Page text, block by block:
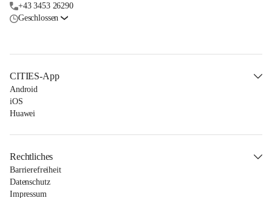
+43 3453 26290
Geschlossen
CITIES-App
Android
iOS
Huawei
Rechtliches
Barrierefreiheit
Datenschutz
Impressum